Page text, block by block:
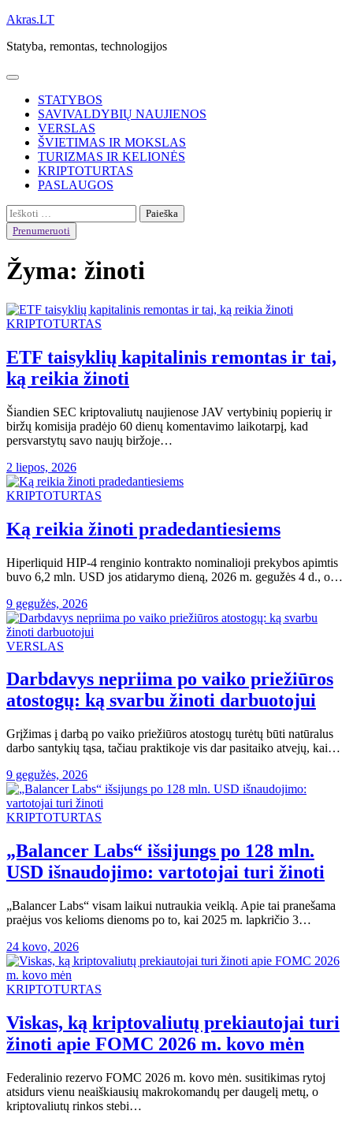
Skip
content
Akras.LT
Statyba, remontas, technologijos
STATYBOS
SAVIVALDYBIŲ NAUJIENOS
VERSLAS
ŠVIETIMAS IR MOKSLAS
TURIZMAS IR KELIONĖS
KRIPTOTURTAS
PASLAUGOS
Ieškoti:
Prenumeruoti
Žyma: žinoti
KRIPTOTURTAS
ETF taisyklių kapitalinis remontas ir tai,
ką reikia žinoti
Šiandien SEC kriptovaliutų naujienose JAV vertybinių popierių ir
biržų komisija pradėjo 60 dienų komentavimo laikotarpį, kad
persvarstytų savo naujų biržoje…
2 liepos, 2026
KRIPTOTURTAS
Ką reikia žinoti pradedantiesiems
Hiperliquid HIP-4 renginio kontrakto nominalioji prekybos apimtis
buvo 6,2 mln. USD jos atidarymo dieną, 2026 m. gegužės 4 d., o…
9 gegužės, 2026
VERSLAS
Darbdavys nepriima po vaiko priežiūros
atostogų: ką svarbu žinoti darbuotojui
Grįžimas į darbą po vaiko priežiūros atostogų turėtų būti natūralus
darbo santykių tąsa, tačiau praktikoje vis dar pasitaiko atvejų, kai…
9 gegužės, 2026
KRIPTOTURTAS
„Balancer Labs“ išsijungs po 128 mln.
USD išnaudojimo: vartotojai turi žinoti
„Balancer Labs“ visam laikui nutraukia veiklą. Apie tai pranešama
praėjus vos kelioms dienoms po to, kai 2025 m. lapkričio 3…
24 kovo, 2026
KRIPTOTURTAS
Viskas, ką kriptovaliutų prekiautojai turi
žinoti apie FOMC 2026 m. kovo mėn
Federalinio rezervo FOMC 2026 m. kovo mėn. susitikimas rytoj
atsidurs vienu neaiškiausių makrokomandų per daugelį metų, o
kriptovaliutų rinkos stebi…